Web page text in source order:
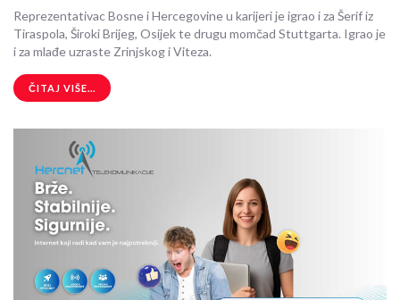
Reprezentativac Bosne i Hercegovine u karijeri je igrao i za Šerif iz
Tiraspola, Široki Brijeg, Osijek te drugu momčad Stuttgarta. Igrao je
i za mlađe uzraste Zrinjskog i Viteza.
ČITAJ VIŠE...